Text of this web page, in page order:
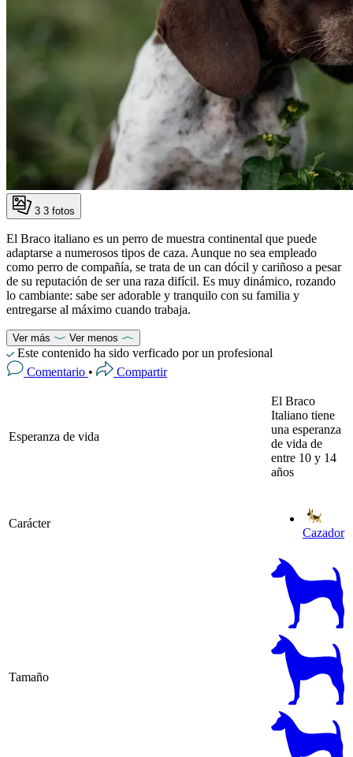
3 3 fotos
El Braco italiano es un perro de muestra continental que puede
adaptarse a numerosos tipos de caza. Aunque no sea empleado
como perro de compañía, se trata de un can dócil y cariñoso a pesar
de su reputación de ser una raza difícil. Es muy dinámico, rozando
lo cambiante: sabe ser adorable y tranquilo con su familia y
entregarse al máximo cuando trabaja.
Ver más Ver menos
Este contenido ha sido verficado por un profesional
Comentario • Compartir
Esperanza de vida
El Braco
Italiano tiene
una esperanza
de vida de
entre 10 y 14
años
Carácter
Cazador
Tamaño